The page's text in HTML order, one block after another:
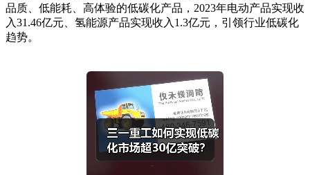
品质、低能耗、高体验的低碳化产品，2023年电动产品实现收
入31.46亿元、氢能源产品实现收入1.3亿元，引领行业低碳化
趋势。